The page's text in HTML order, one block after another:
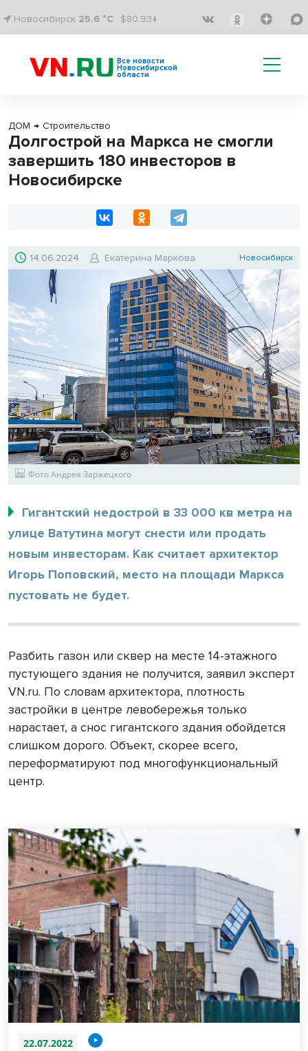
Новосибирск 25.6 °C $80.93↓
Все новости
Новосибирской
области
ДОМ → Строительство
Долгострой на Маркса не смогли
завершить 180 инвесторов в
Новосибирске
14.06.2024 Екатерина Маркова Новосибирск
Фото Андрея Заржецкого
Гигантский недострой в 33 000 кв метра на
улице Ватутина могут снести или продать
новым инвесторам. Как считает архитектор
Игорь Поповский, место на площади Маркса
пустовать не будет.
Разбить газон или сквер на месте 14-этажного
пустующего здания не получится, заявил эксперт
VN.ru. По словам архитектора, плотность
застройки в центре левобережья только
нарастает, а снос гигантского здания обойдется
слишком дорого. Объект, скорее всего,
переформатируют под многофункциональный
центр.
22.07.2022